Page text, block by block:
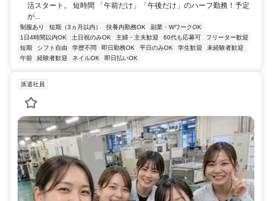
活スタート。 短時間 「午前だけ」「午後だけ」のハーフ勤務！予定
が...
制服あり 短期（3ヵ月以内） 扶養内勤務OK
副業・WワークOK
1日4時間以内OK
土日祝のみOK 主婦・主夫歓迎 60代も応募可
フリーター歓迎
短期
シフト自由 学歴不問 即日勤務OK 平日のみOK 学生歓迎
未経験者歓迎
午前
経験者歓迎 ネイルOK 即日払いOK
派遣社員